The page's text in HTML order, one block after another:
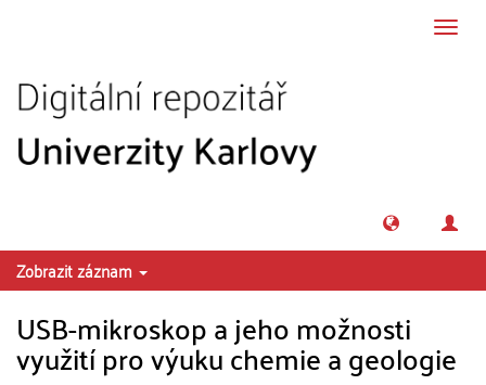
Zobrazit záznam
USB-mikroskop a jeho možnosti
využití pro výuku chemie a geologie